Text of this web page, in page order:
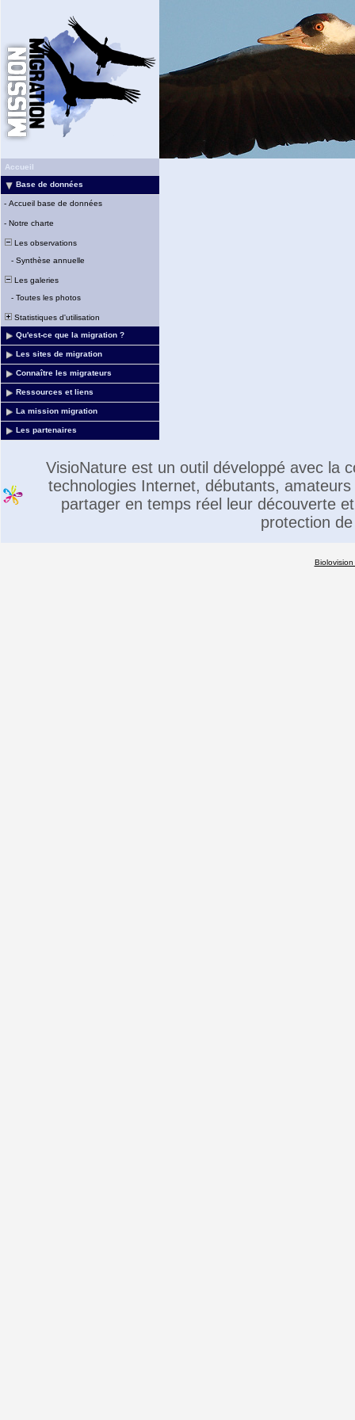
Accueil
Base de données
- Accueil base de données
- Notre charte
Les observations
- Synthèse annuelle
Les galeries
- Toutes les photos
Statistiques d'utilisation
Qu'est-ce que la migration ?
Les sites de migration
Connaître les migrateurs
Ressources et liens
La mission migration
Les partenaires
VisioNature est un outil développé avec la
technologies Internet, débutants,
partager en temps réel leur découverte
protection
Biolovision